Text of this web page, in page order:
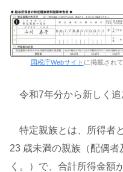
国税庁Webサイト に掲載され
令和7年分から新しく追
特定親族とは、所得者
23 歳未満の親族（配偶
く。）で、合計所得金額